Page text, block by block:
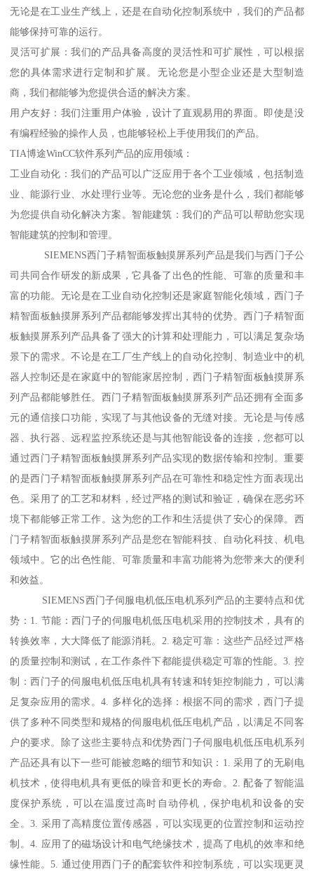
无论是在工业生产线上，还是在自动化控制系统中，我们的产品都
能够保持可靠的运行。
灵活可扩展：我们的产品具备高度的灵活性和可扩展性，可以根据
您的具体需求进行定制和扩展。无论您是小型企业还是大型制造
商，我们都能够为您提供合适的解决方案。
用户友好：我们注重用户体验，设计了直观易用的界面。即使是没
有编程经验的操作人员，也能够轻松上手使用我们的产品。
TIA博途WinCC软件系列产品的应用领域：
工业自动化：我们的产品可以广泛应用于各个工业领域，包括制造
业、能源行业、水处理行业等。无论您的业务是什么，我们都能够
为您提供自动化解决方案。智能建筑：我们的产品可以帮助您实现
智能建筑的控制和管理。
SIEMENS西门子精智面板触摸屏系列产品是我们与西门子公
司共同合作研发的新成果，它具备了出色的性能、可靠的质量和丰
富的功能。无论是在工业自动化控制还是家庭智能化领域，西门子
精智面板触摸屏系列产品都能够发挥出其特的优势。西门子精智面
板触摸屏系列产品具备了强大的计算和处理能力，可以满足复杂场
景下的需求。不论是在工厂生产线上的自动化控制、制造业中的机
器人控制还是在家庭中的智能家居控制，西门子精智面板触摸屏系
列产品都能够胜任。西门子精智面板触摸屏系列产品还拥有全面多
元的通信接口功能，实现了与其他设备的无缝对接。无论是与传感
器、执行器、远程监控系统还是与其他智能设备的连接，您都可以
通过西门子精智面板触摸屏系列产品实现的数据传输和控制。重要
的是西门子精智面板触摸屏系列产品在可靠性和稳定性方面表现出
色。采用了的工艺和材料，经过严格的测试和验证，确保在恶劣环
境下都能够正常工作。这为您的工作和生活提供了安心的保障。西
门子精智面板触摸屏系列产品是您在智能科技、自动化科技、机电
领域中。它的出色性能、可靠质量和丰富功能将为您带来大的便利
和效益。
SIEMENS西门子伺服电机低压电机系列产品的主要特点和优
势：1. 节能：西门子的伺服电机低压电机采用的控制技术，具有的
转换效率，大大降低了能源消耗。2. 稳定可靠：这些产品经过严格
的质量控制和测试，在工作条件下都能提供稳定可靠的性能。3. 控
制：西门子的伺服电机低压电机具有转速和转矩控制能力，可以满
足复杂应用的需求。4. 多样化的选择：根据不同的需求，西门子提
供了多种不同类型和规格的伺服电机低压电机产品，以满足不同客
户的要求。除了这些主要特点和优势西门子伺服电机低压电机系列
产品还具有以下一些可能被忽略的细节和知识：1. 采用了的无刷电
机技术，使得电机具有更低的噪音和更长的寿命。2. 配备了智能温
度保护系统，可以在温度过高时自动停机，保护电机和设备的安
全。3. 采用了高精度位置传感器，可以实现更的位置控制和运动控
制。4. 应用了的磁场设计和电气绝缘技术，提髙了电机的效率和绝
缘性能。5. 通过使用西门子的配套软件和控制系统，可以实现更灵